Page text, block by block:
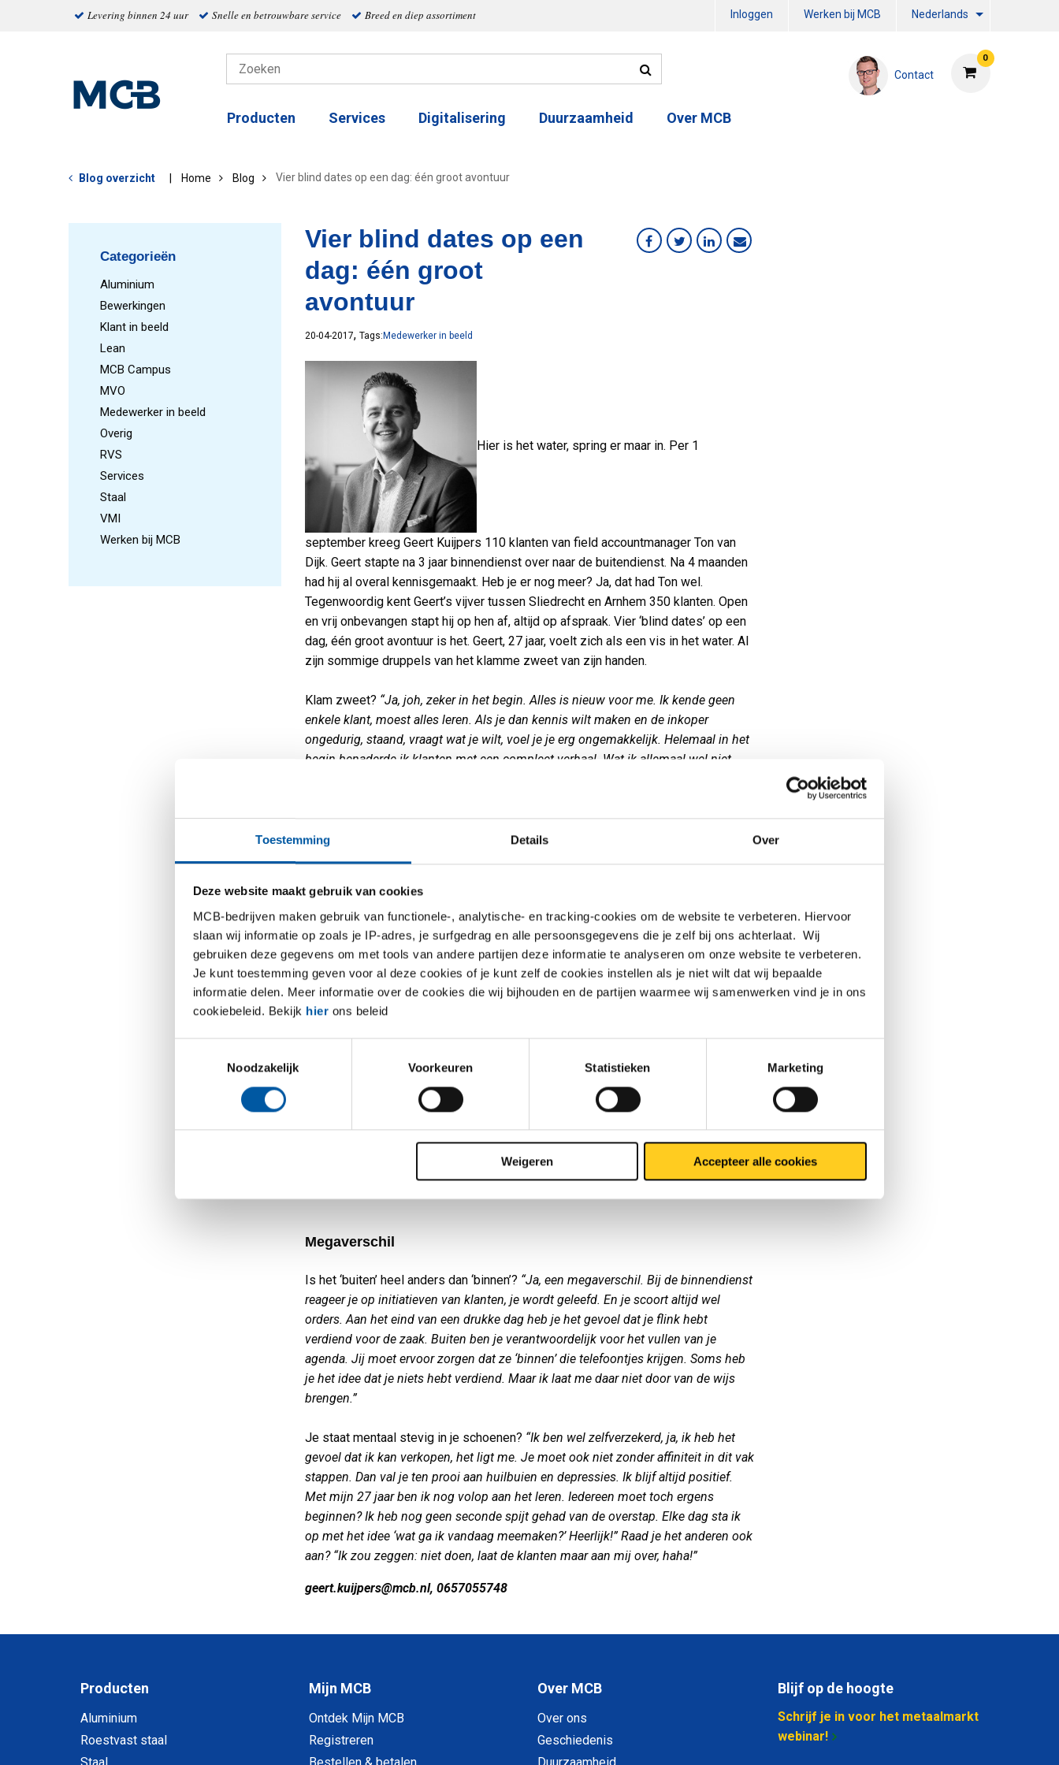
Toestemming Details Over
Deze website maakt gebruik van cookies
MCB-bedrijven maken gebruik van functionele-, analytische- en tracking-cookies om de website te verbeteren. Hiervoor
slaan wij informatie op zoals je IP-adres, je surfgedrag en alle persoonsgegevens die je zelf bij ons achterlaat. Wij
gebruiken deze gegevens om met tools van andere partijen deze informatie te analyseren om onze website te verbeteren.
Je kunt toestemming geven voor al deze cookies of je kunt zelf de cookies instellen als je niet wilt dat wij bepaalde
informatie delen. Meer informatie over de cookies die wij bijhouden en de partijen waarmee wij samenwerken vind je in ons
cookiebeleid. Bekijk hier ons beleid
Noodzakelijk
Voorkeuren Statistieken Marketing
Weigeren Accepteer alle cookies
Levering binnen 24 uur Snelle en betrouwbare service Breed en diep assortiment Inloggen Werken bij MCB Nederlands
0
Contact
Producten Services Digitalisering Duurzaamheid Over MCB
Blog overzicht Home Blog Vier blind dates op een dag: één groot avontuur
Categorieën
Aluminium
Bewerkingen
Klant in beeld
Lean
MCB Campus
MVO
Medewerker in beeld
Overig
RVS
Services
Staal
VMI
Werken bij MCB
Vier blind dates op een
dag: één groot
avontuur
20-04-2017, Tags: Medewerker in beeld
Hier is het water, spring er maar in. Per 1
september kreeg Geert Kuijpers 110 klanten van field accountmanager Ton van
Dijk. Geert stapte na 3 jaar binnendienst over naar de buitendienst. Na 4 maanden
had hij al overal kennisgemaakt. Heb je er nog meer? Ja, dat had Ton wel.
Tegenwoordig kent Geert’s vijver tussen Sliedrecht en Arnhem 350 klanten. Open
en vrij onbevangen stapt hij op hen af, altijd op afspraak. Vier ‘blind dates’ op een
dag, één groot avontuur is het. Geert, 27 jaar, voelt zich als een vis in het water. Al
zijn sommige druppels van het klamme zweet van zijn handen.
Klam zweet? “Ja, joh, zeker in het begin. Alles is nieuw voor me. Ik kende geen
enkele klant, moest alles leren. Als je dan kennis wilt maken en de inkoper
ongedurig, staand, vraagt wat je wilt, voel je je erg ongemakkelijk. Helemaal in het
begin benaderde ik klanten met een compleet verhaal. Wat ik allemaal wel niet
Kennismaken, zaadjes planten, niet forceren. Ik ga nu vooral voor een prettig
gesprek, zodat klanten mij zien als iemand bij wie ze met (aan)vragen terecht
kunnen. Ze moeten het vertrouwen krijgen dat MCB de juiste partij voor hen is.
zie je wel zitten’. Inmiddels komen mijn eerste orders ook zoetjesaan binnen.”
Hoe moeilijker, hoe leuker
Wat voor verkoper ben je?“Hoe moeilijker de klant, hoe leuker. Maar er moet wel
iets van perspectief zijn. Als alle seinen onbeweeglijk op ‘nee’ staan, kun je het
zweten en was helemaal niet van plan met me in zee te gaan. Hij zag dat ik nog
een groentje was. Maar hij vond dat ik zaken goed inschatte. ‘Kom maar af en toe
langs’, zei hij tot mijn grote verrassing. Terug in de auto moest ik even bijkomen.
Daarna zat ik keihard te lachen. Geweldige ervaring, zoiets. Het kan soms raar
lopen. Kom ik bij een klant buiten met het idee ‘oei, dit wordt niks’, en volgt er snel
daarna een aanvraag. Andersom gebeurt het ook: goed contact, vlot gesprek en je
Megaverschil
Is het ‘buiten’ heel anders dan ‘binnen’? “Ja, een megaverschil. Bij de binnendienst
reageer je op initiatieven van klanten, je wordt geleefd. En je scoort altijd wel
orders. Aan het eind van een drukke dag heb je het gevoel dat je flink hebt
verdiend voor de zaak. Buiten ben je verantwoordelijk voor het vullen van je
agenda. Jij moet ervoor zorgen dat ze ‘binnen’ die telefoontjes krijgen. Soms heb
je het idee dat je niets hebt verdiend. Maar ik laat me daar niet door van de wijs
brengen.”
Je staat mentaal stevig in je schoenen? “Ik ben wel zelfverzekerd, ja, ik heb het
gevoel dat ik kan verkopen, het ligt me. Je moet ook niet zonder affiniteit in dit vak
stappen. Dan val je ten prooi aan huilbuien en depressies. Ik blijf altijd positief.
Met mijn 27 jaar ben ik nog volop aan het leren. Iedereen moet toch ergens
beginnen? Ik heb nog geen seconde spijt gehad van de overstap. Elke dag sta ik
op met het idee ‘wat ga ik vandaag meemaken?’ Heerlijk!” Raad je het anderen ook
aan? “Ik zou zeggen: niet doen, laat de klanten maar aan mij over, haha!”
geert.kuijpers@mcb.nl, 0657055748
Producten
Aluminium
Roestvast staal
Mijn MCB
Ontdek Mijn MCB
Registreren
Over MCB
Over ons
Geschiedenis
Blijf op de hoogte
Schrijf je in voor het metaalmarkt
webinar!